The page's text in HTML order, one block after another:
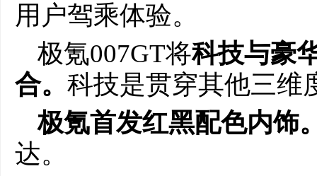
用户驾乘体验。
极氪007GT将科技与豪
合。 科技是贯穿其他三维
极氪首发红黑配色内饰
达。